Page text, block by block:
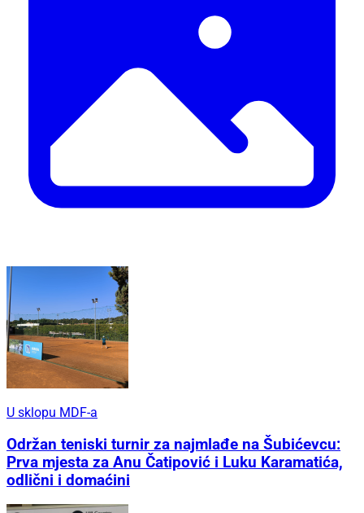
U sklopu MDF-a
Održan teniski turnir za najmlađe na Šubićevcu:
Prva mjesta za Anu Čatipović i Luku Karamatića,
odlični i domaćini